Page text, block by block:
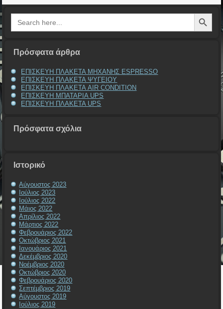
Search
for:
Search Button
Πρόσφατα άρθρα
ΕΠΙΣΚΕΥΗ ΠΛΑΚΕΤΑ ΜΗΧΑΝΗΣ ESPRESSO
ΕΠΙΣΚΕΥΗ ΠΛΑΚΕΤΑ ΨΥΓΕΙΟΥ
ΕΠΙΣΚΕΥΗ ΠΛΑΚΕΤΑ AIR CONDITION
ΕΠΙΣΚΕΥΗ ΜΠΑΤΑΡΙΑ UPS
ΕΠΙΣΚΕΥΗ ΠΛΑΚΕΤΑ UPS
Πρόσφατα σχόλια
Ιστορικό
Αύγουστος 2023
Ιούλιος 2023
Ιούλιος 2022
Μάιος 2022
Απρίλιος 2022
Μάρτιος 2022
Φεβρουάριος 2022
Οκτώβριος 2021
Ιανουάριος 2021
Δεκέμβριος 2020
Νοέμβριος 2020
Οκτώβριος 2020
Φεβρουάριος 2020
Σεπτέμβριος 2019
Αύγουστος 2019
Ιούλιος 2019